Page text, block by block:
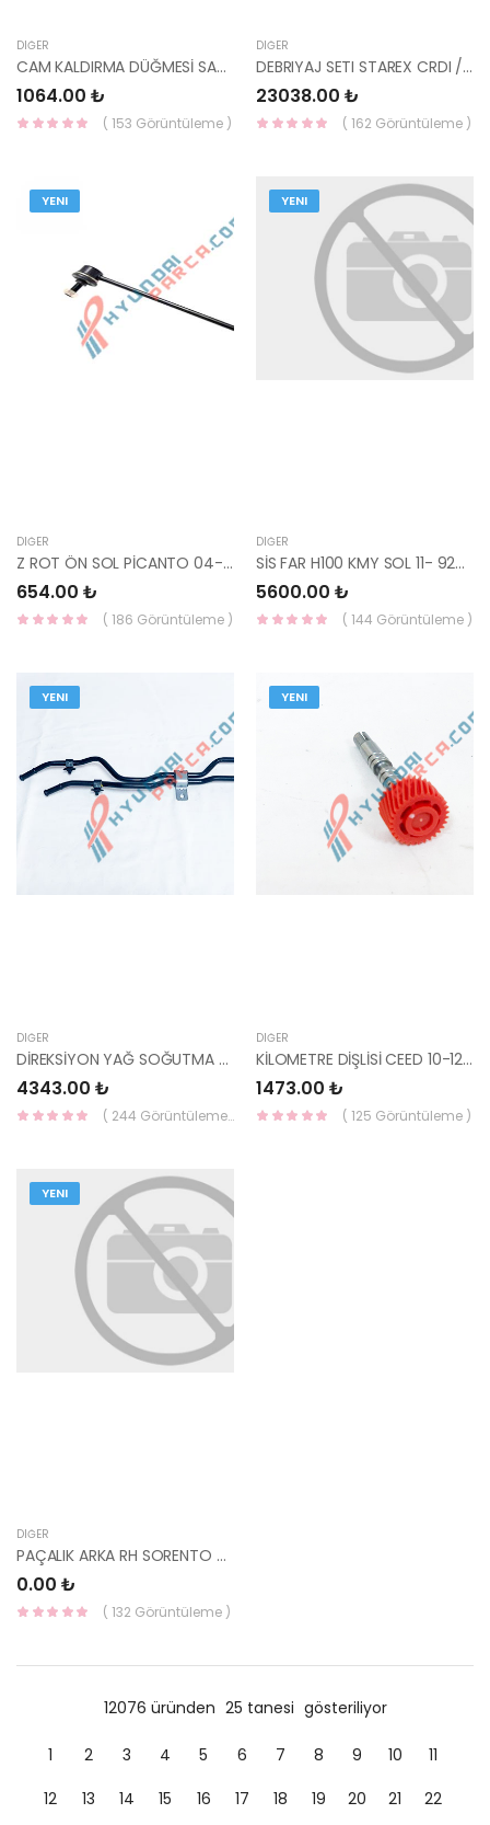
DIĞER
CAM KALDIRMA DÜĞMESİ SAĞ ADMİRA 93580-25005PK-YS
1064.00 ₺
( 153 Görüntüleme )
DIĞER
DEBRIYAJ SETI STAREX CRDI / H100 KMYT 140BG 826831-VALEO
23038.00 ₺
( 162 Görüntüleme )
YENI
DIĞER
Z ROT ÖN SOL PİCANTO 04- 54830-07000-AYD
654.00 ₺
( 186 Görüntüleme )
YENI
DIĞER
SİS FAR H100 KMY SOL 11- 92201-4F500-HMC
5600.00 ₺
( 144 Görüntüleme )
YENI
DIĞER
DİREKSİYON YAĞ SOĞUTMA BORUSU CERATO 57550-1M000-HMC
4343.00 ₺
( 244 Görüntüleme )
YENI
DIĞER
KİLOMETRE DİŞLİSİ CEED 10-12/CERATO 10- 30 DİŞ KISA 43624-28050-HMC
1473.00 ₺
( 125 Görüntüleme )
YENI
DIĞER
PAÇALIK ARKA RH SORENTO 02-06 86842-3E010-HMC
0.00 ₺
( 132 Görüntüleme )
12076 üründen 25 tanesi gösteriliyor
1 2 3 4 5 6 7 8 9 10
11
12
13 14 15 16 17 18 19 20 21
22